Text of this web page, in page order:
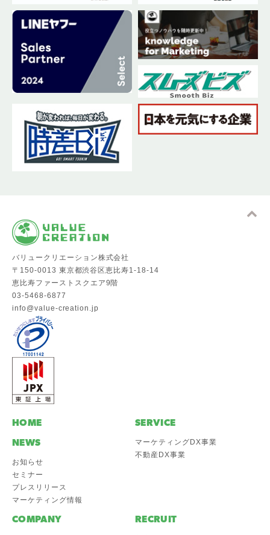
バリュークリエーション株式会社
〒150-0013 東京都渋谷区恵比寿1-18-14
恵比寿ファーストスクエア9階
03-5468-6877
info@value-creation.jp
HOME
NEWS
お知らせ
セミナー
プレスリリース
マーケティング情報
SERVICE
マーケティングDX事業
不動産DX事業
COMPANY RECRUIT